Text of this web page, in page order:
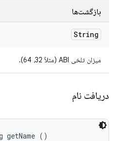
بازگشت‌ها
String
میزان تلخی ABI (مثلاً 32، 64).
دریافت نام
()